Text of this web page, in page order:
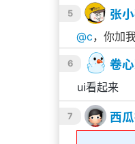
5 张
@c，你加
6 卷
ui看起来
7 西